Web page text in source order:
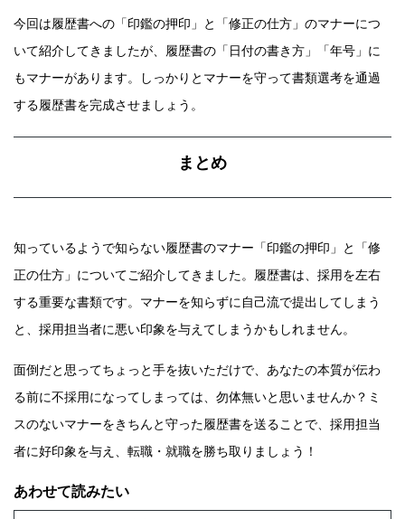
今回は履歴書への「印鑑の押印」と「修正の仕方」のマナーにつ
いて紹介してきましたが、履歴書の「日付の書き方」「年号」に
もマナーがあります。しっかりとマナーを守って書類選考を通過
する履歴書を完成させましょう。
まとめ
知っているようで知らない履歴書のマナー「印鑑の押印」と「修
正の仕方」についてご紹介してきました。履歴書は、採用を左右
する重要な書類です。マナーを知らずに自己流で提出してしまう
と、採用担当者に悪い印象を与えてしまうかもしれません。
面倒だと思ってちょっと手を抜いただけで、あなたの本質が伝わ
る前に不採用になってしまっては、勿体無いと思いませんか？ミ
スのないマナーをきちんと守った履歴書を送ることで、採用担当
者に好印象を与え、転職・就職を勝ち取りましょう！
あわせて読みたい